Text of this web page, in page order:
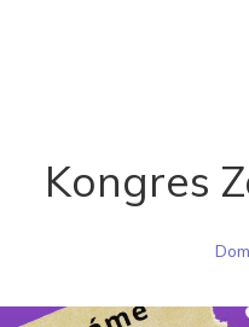
Kongres